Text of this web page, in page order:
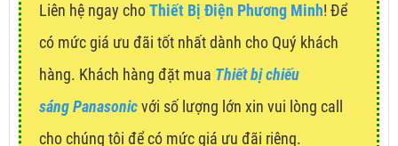
Liên hệ ngay choThiết Bị Điện Phương Minh! Để
có mức giá ưu đãi tốt nhất dành cho Quý khách
hàng. Khách hàng đặt mua Thiết bị chiếu
sáng Panasonicvới số lượng lớn xin vui lòng call
cho chúng tôi để có mức giá ưu đãi riêng.